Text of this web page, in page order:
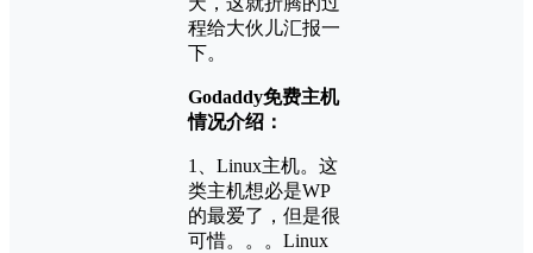
程给大伙儿汇报一
下。
Godaddy免费主机
情况介绍：
1、Linux主机。这
类主机想必是WP
的最爱了，但是很
可惜。。。Linux